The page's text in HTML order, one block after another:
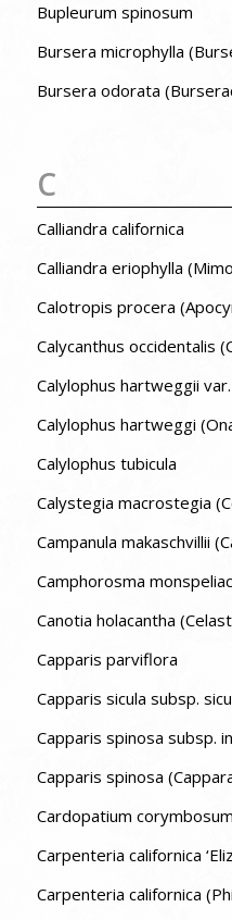
Bupleurum spinosum
Bursera microphylla
Bursera odorata
C
Calliandra californica
Calliandra eriophylla
Calotropis procera
Calycanthus occidentalis
Calylophus hartweggii
Calylophus hartweggi
Calylophus tubicula
Calystegia macrostegia
Campanula makaschvillii
Camphorosma
Canotia holacantha
Capparis parviflora
Capparis sicula subsp.
Capparis spinosa subsp.
Capparis spinosa
Cardopatium
Carpenteria californica
Carpenteria californica